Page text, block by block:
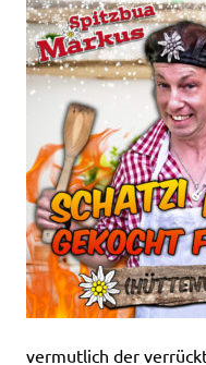
vermutlich der